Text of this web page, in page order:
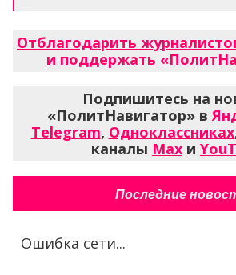
Отблагодарить
и поддержать
Подпишитесь на
«ПолитНавигатор» в
Telegram, Одноклассниках
каналы Max и
Последние
Ошибка сети...